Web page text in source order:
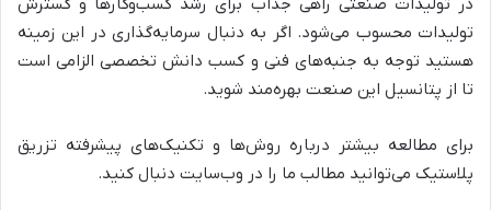
در تولیدات صنعتی راهی جذاب برای رشد کسب‌وکارها و گسترش
تولیدات محسوب می‌شود. اگر به دنبال سرمایه‌گذاری در این زمینه
هستید توجه به جنبه‌های فنی و کسب دانش تخصصی الزامی است
تا از پتانسیل این صنعت بهره‌مند شوید.
برای مطالعه بیشتر درباره روش‌ها و تکنیک‌های پیشرفته تزریق
پلاستیک می‌توانید مطالب ما را در وب‌سایت دنبال کنید.